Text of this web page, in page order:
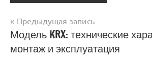
Навигация
по
Предыдущая запись
Модель KRX: технические
монтаж и эксплуатация